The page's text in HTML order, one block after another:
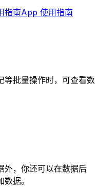
指南App 使用指南
等批量操作时，可查看数
外，你还可以在数据后
据。